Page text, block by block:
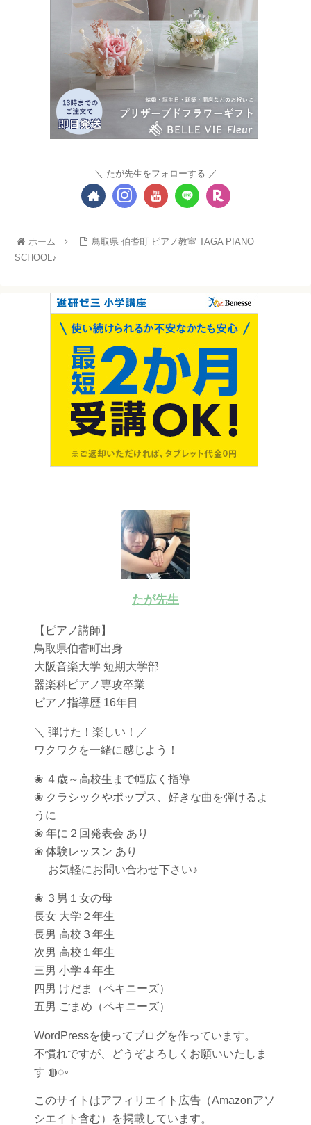
たが先生をフォローする
ホーム
鳥取県 伯耆町 ピアノ教室 TAGA PIANO
SCHOOL♪
たが先生
【ピアノ講師】
鳥取県伯耆町出身
大阪音楽大学 短期大学部
器楽科ピアノ専攻卒業
ピアノ指導歴 16年目
＼ 弾けた！楽しい！／
ワクワクを一緒に感じよう！
❀ ４歳～高校生まで幅広く指導
❀ クラシックやポップス、好きな曲を弾けるよ
うに
❀ 年に２回発表会 あり
❀ 体験レッスン あり
お気軽にお問い合わせ下さい♪
❀ ３男１女の母
長女 大学２年生
長男 高校３年生
次男 高校１年生
三男 小学４年生
四男 けだま（ペキニーズ）
五男 ごまめ（ペキニーズ）
WordPressを使ってブログを作っています。
不慣れですが、どうぞよろしくお願いいたしま
す ◍◌◦
このサイトはアフィリエイト広告（Amazonアソ
シエイト含む）を掲載しています。